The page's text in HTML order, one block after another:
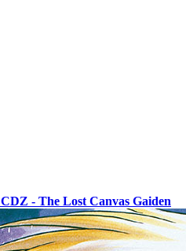
CDZ - The Lost Canvas Gaiden